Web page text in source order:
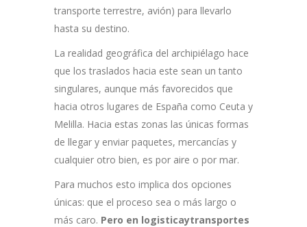
transporte terrestre, avión) para llevarlo
hasta su destino.
La realidad geográfica del archipiélago hace
que los traslados hacia este sean un tanto
singulares, aunque más favorecidos que
hacia otros lugares de España como Ceuta y
Melilla. Hacia estas zonas las únicas formas
de llegar y enviar paquetes, mercancías y
cualquier otro bien, es por aire o por mar.
Para muchos esto implica dos opciones
únicas: que el proceso sea o más largo o
más caro. Pero en logisticaytransportes